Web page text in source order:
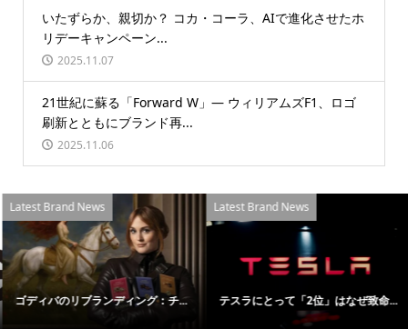
いたずらか、親切か？ コカ・コーラ、AIで進化させたホ
リデーキャンペーン...
2025.11.07
21世紀に蘇る「Forward W」― ウィリアムズF1、ロゴ
刷新とともにブランド再...
2025.11.06
Latest Brand News
ゴディバのリブランディング：チ...
Latest Brand News
テスラにとって「2位」はなぜ致命...